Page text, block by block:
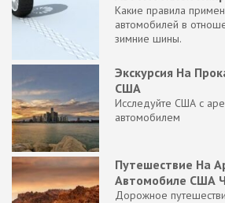
Какие правила
автомобилей в
зимние шины.
Экскурсия На
США
Исследуйте США с
автомобилем
Путешествие На
Автомобиле США
Дорожное